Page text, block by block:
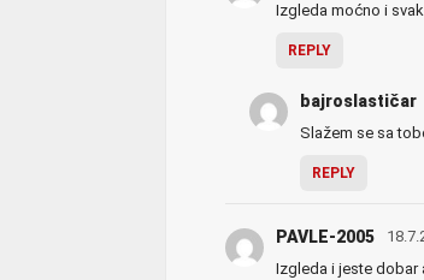
Izgleda moćno i
REPLY
bajroslastičar
Slažem se sa
REPLY
PAVLE-2005
Izgleda i jeste dobar